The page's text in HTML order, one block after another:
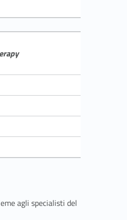
agli specialisti del